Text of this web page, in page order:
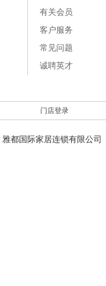
有关会员
客户服务
常见问题
诚聘英才
门店登录
都国际家居连锁有限公司